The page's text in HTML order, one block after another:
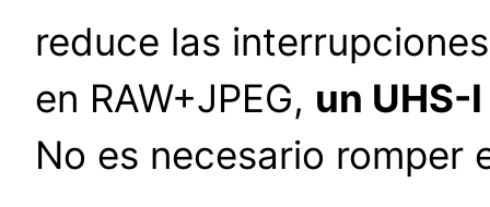
reduce las
en RAW+JPEG, un UHS-
No es necesario romper